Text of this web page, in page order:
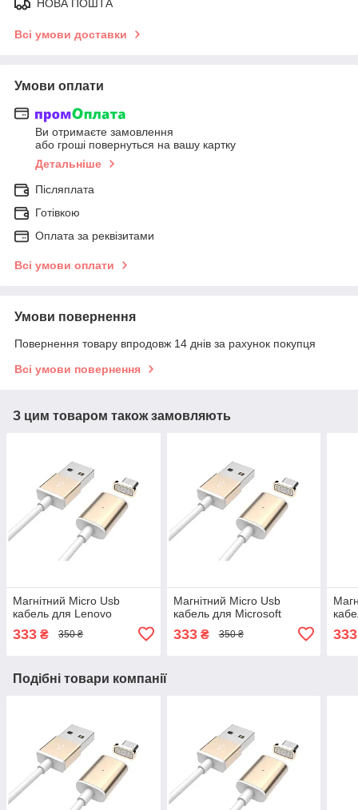
НОВА ПОШТА
Всі умови доставки
Умови оплати
Ви отримаєте замовлення
або гроші повернуться на вашу картку
Детальніше
Післяплата
Готівкою
Оплата за реквізитами
Всі умови оплати
Умови повернення
Повернення товару впродовж 14 днів за рахунок покупця
Всі умови повернення
З цим товаром також замовляють
Магнітний Micro Usb
кабель для Lenovo
333 ₴ 350 ₴
Магнітний Micro Usb
кабель для Microsoft
333₴ 350 ₴ 333
Подібні товари компанії